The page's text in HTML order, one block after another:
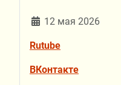
12 мая 2026
Rutube
ВКонтакте